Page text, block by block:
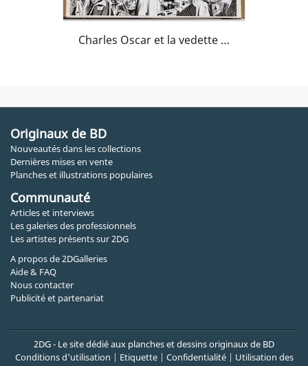
Charles Oscar et la vedette ... Caméra 34 #34 Août 1950 ..
Originaux de BD
Nouveautés dans les collections
Dernières mises en vente
Planches et illustrations populaires
Communauté
Articles et interviews
Les galeries des professionnels
Les artistes présents sur 2DG
A propos de 2DGalleries
Aide & FAQ
Nous contacter
Publicité et partenariat
2DG - Le site dédié aux planches et dessins originaux de BD
Conditions d'utilisation | Etiquette| Confidentialité| Utilisation des